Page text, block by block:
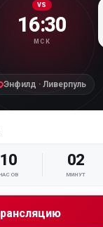
VS
16:30
МСК
Энфилд · Ливерпуль
10
ЧАСОВ
02
МИНУТ